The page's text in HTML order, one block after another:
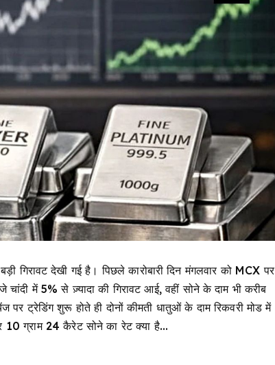
गिरावट देखी गई है। पिछले कारोबारी दिन मंगलवार को MCX पर
में 5% से ज़्यादा की गिरावट आई, वहीं सोने के दाम भी करीब
पर ट्रेडिंग शुरू होते ही दोनों कीमती धातुओं के दाम रिकवरी मोड में
ग्राम 24 कैरेट सोने का रेट क्या है…